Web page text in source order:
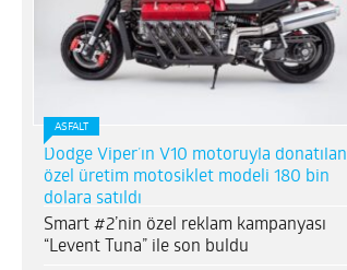
ASFALT
Dodge Viper’ın V10 motoruyla donatılan
özel üretim motosiklet modeli 180 bin
dolara satıldı
Smart #2’nin özel reklam kampanyası
“Levent Tuna” ile son buldu